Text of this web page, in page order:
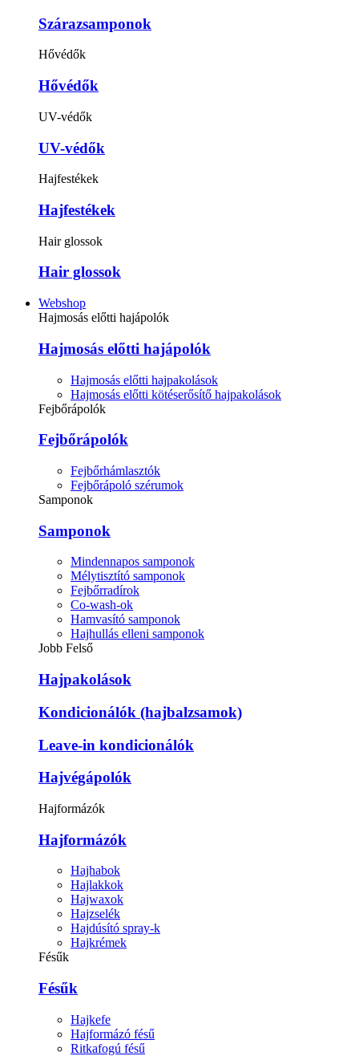
Szárazsamponok
Hővédők
Hővédők
UV-védők
UV-védők
Hajfestékek
Hajfestékek
Hair glossok
Hair glossok
Webshop
Hajmosás előtti hajápolók
Hajmosás előtti hajápolók
Hajmosás előtti hajpakolások
Hajmosás előtti kötéserősítő hajpakolások
Fejbőrápolók
Fejbőrápolók
Fejbőrhámlasztók
Fejbőrápoló szérumok
Samponok
Samponok
Mindennapos samponok
Mélytisztító samponok
Fejbőrradírok
Co-wash-ok
Hamvasító samponok
Hajhullás elleni samponok
Jobb Felső
Hajpakolások
Kondicionálók (hajbalzsamok)
Leave-in kondicionálók
Hajvégápolók
Hajformázók
Hajformázók
Hajhabok
Hajlakkok
Hajwaxok
Hajzselék
Hajdúsító spray-k
Hajkrémek
Fésűk
Fésűk
Hajkefe
Hajformázó fésű
Ritkafogú fésű